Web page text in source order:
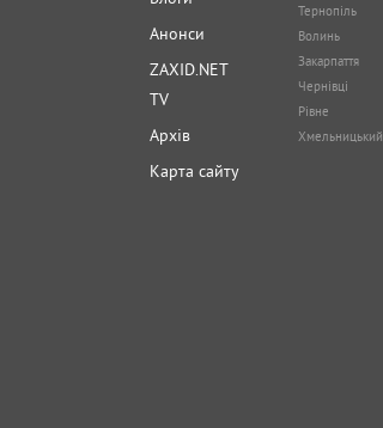
Анонси
ZAXID.NET
TV
Архів
Карта сайту
Тернопіль
Волинь
Закарпаття
Чернівці
Рівне
Хмельницький